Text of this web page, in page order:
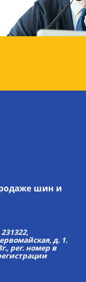
шин и
д. 1.
рег. номер в